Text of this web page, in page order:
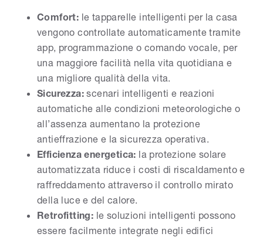
Comfort: le tapparelle intelligenti per la casa
vengono controllate automaticamente tramite
app, programmazione o comando vocale, per
una maggiore facilità nella vita quotidiana e
una migliore qualità della vita.
Sicurezza: scenari intelligenti e reazioni
automatiche alle condizioni meteorologiche o
all’assenza aumentano la protezione
antieffrazione e la sicurezza operativa.
Efficienza energetica: la protezione solare
automatizzata riduce i costi di riscaldamento e
raffreddamento attraverso il controllo mirato
della luce e del calore.
Retrofitting: le soluzioni intelligenti possono
essere facilmente integrate negli edifici